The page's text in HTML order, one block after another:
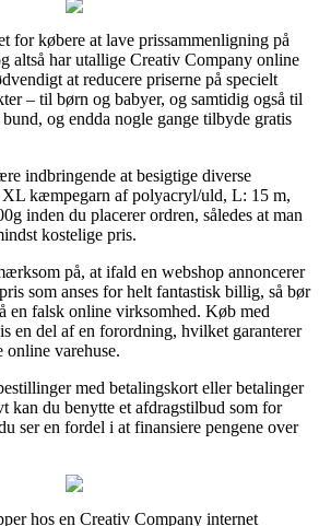
for købere at lave prissammenligning på
altså har utallige Creativ Company online
at reducere priserne på specielt
– til børn og babyer, og samtidig også til
og endda nogle gange tilbyde gratis
indbringende at besigtige diverse
XL kæmpegarn af polyacryl/uld, L: 15 m,
inden du placerer ordren, således at man
kostelige pris.
på, at ifald en webshop annoncerer
som anses for helt fantastisk billig, så bør
en falsk online virksomhed. Køb med
en del af en forordning, hvilket garanterer
varehuse.
med betalingskort eller betalinger
kan du benytte et afdragstilbud som for
ser en fordel i at finansiere pengene over
hos en Creativ Company internet